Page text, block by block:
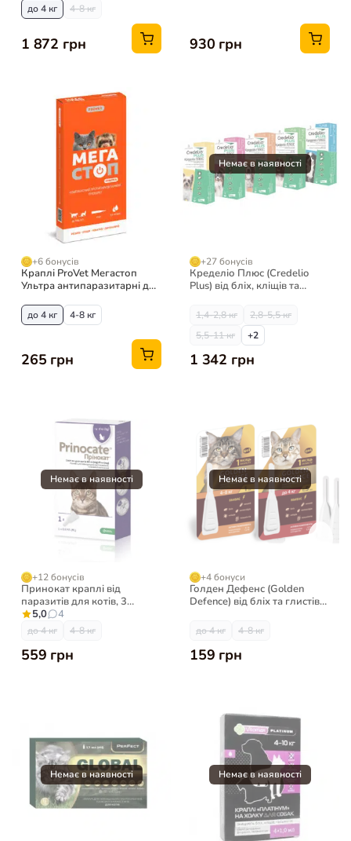
до 4 кг 4-8 кг
1 872 грн 930 грн
+6 бонусів
Краплі ProVet Мегастоп
Ультра антипаразитарні для
до 4 кг 4-8 кг
265 грн
+27 бонусів
Кределіо Плюс (Credelio
Plus) від бліх, кліщів та
1,4-2,8 кг
2,8-5,5 кг
5,5-11 кг
+2
1 342 грн
+12 бонусів
Принокат краплі від
паразитів для котів, 3
піпетки
5,0 4
до 4 кг 4-8 кг
559 грн
+4 бонуси
Голден Дефенс (Golden
Defence) від бліх та глистів
до 4 кг 4-8 кг
159 грн